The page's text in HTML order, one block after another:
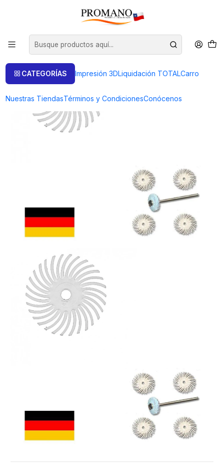
CATEGORÍAS Impresión 3DLiquidación TOTALCarro
Nuestras TiendasTérminos y CondicionesConócenos
Inicio Pulido Brillo Discos
SET 4 DISCOS HABRAS BLANCO GRANO MEDIO Ø 19 MM